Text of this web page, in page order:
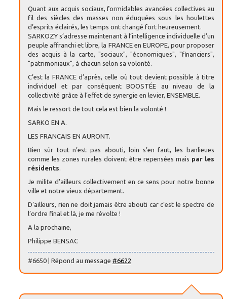
Quant aux acquis sociaux, formidables avancées collectives au
fil des siècles des masses non éduquées sous les houlettes
d’esprits éclairés, les temps ont changé fort heureusement.
SARKOZY s’adresse maintenant à l’intelligence individuelle d’un
peuple affranchi et libre, la FRANCE en EUROPE, pour proposer
des acquis à la carte, "sociaux", "économiques", "financiers",
"patrimoniaux", à chacun selon sa volonté.
C’est la FRANCE d’après, celle où tout devient possible à titre
individuel et par conséquent BOOSTÉE au niveau de la
collectivité grâce à l’effet de synergie en levier, ENSEMBLE.
Mais le ressort de tout cela est bien la volonté !
SARKO EN A.
LES FRANCAIS EN AURONT.
Bien sûr tout n’est pas abouti, loin s’en faut, les banlieues
comme les zones rurales doivent être repensées mais par les
résidents.
Je milite d’ailleurs collectivement en ce sens pour notre bonne
ville et notre vieux département.
D’ailleurs, rien ne doit jamais être abouti car c’est le spectre de
l’ordre final et là, je me révolte !
A la prochaine,
Philippe BENSAC
#6650 | Répond au message #6622